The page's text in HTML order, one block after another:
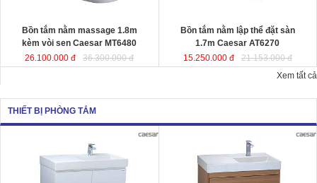
Bồn tắm nằm massage 1.8m
kèm vòi sen Caesar MT6480
26.100.000 đ
36.300.000 đ
Bồn tắm nằm lập thể đặt sàn
1.7m Caesar AT6270
15.250.000 đ
21.153.000 đ
Xem tất cả
THIẾT BỊ PHÒNG TẮM
Caesar LF5384+ EH05382AV
thiết kế đầy cảm hứng và sáng tạo
theo phong cách tối giản hiện đại.
Bộ tủ lavabo 800mm vân gỗ treo
tường Caesar LF5384+
EH05384DW
được thiết kế đầy cảm
hứng và sáng tạo theo phong cách